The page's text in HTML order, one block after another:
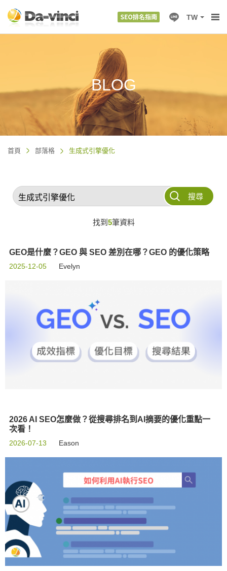
TW
BLOG
首頁 部落格 生成式引擎優化
搜尋
找到 5筆資料
GEO是什麼？GEO 與 SEO 差別在哪？GEO 的優化策略
2025-12-05 Evelyn
2026 AI SEO怎麼做？從搜尋排名到AI摘要的優化重點一
次看！
2026-07-13 Eason